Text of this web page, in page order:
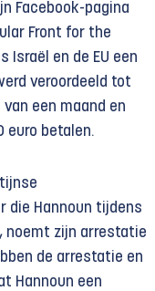
Facebook-pagina
Front for the
Israël en de EU een
veroordeeld tot
een maand en
euro betalen.
die Hannoun tijdens
noemt zijn arrestatie
de arrestatie en
Hannoun een